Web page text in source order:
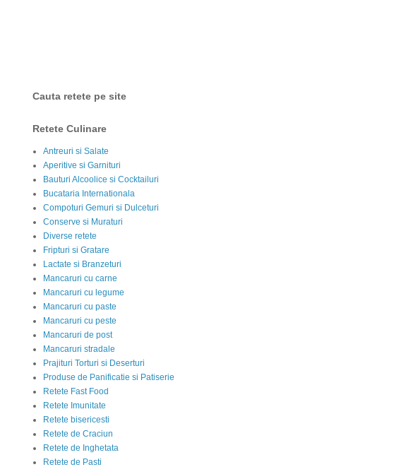
Cauta retete pe site
Retete Culinare
Antreuri si Salate
Aperitive si Garnituri
Bauturi Alcoolice si Cocktailuri
Bucataria Internationala
Compoturi Gemuri si Dulceturi
Conserve si Muraturi
Diverse retete
Fripturi si Gratare
Lactate si Branzeturi
Mancaruri cu carne
Mancaruri cu legume
Mancaruri cu paste
Mancaruri cu peste
Mancaruri de post
Mancaruri stradale
Prajituri Torturi si Deserturi
Produse de Panificatie si Patiserie
Retete Fast Food
Retete Imunitate
Retete bisericesti
Retete de Craciun
Retete de Inghetata
Retete de Pasti